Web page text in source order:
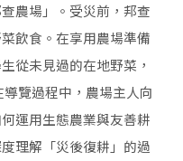
農場」。受災前，邦查
飲食。在享用農場準備
從未見過的在地野菜，
覽過程中，農場主人向
運用生態農業與友善耕
理解「災後復耕」的過